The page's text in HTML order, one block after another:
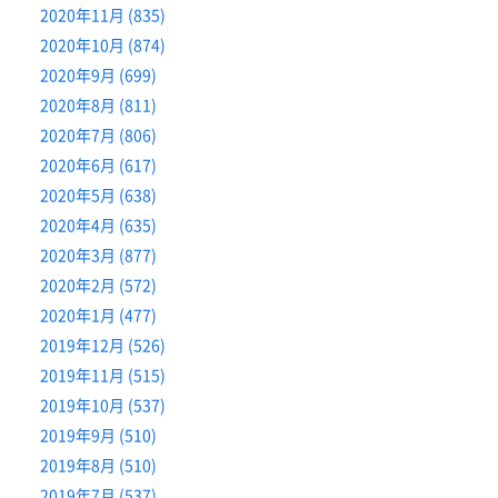
2020年11月 (835)
2020年10月 (874)
2020年9月 (699)
2020年8月 (811)
2020年7月 (806)
2020年6月 (617)
2020年5月 (638)
2020年4月 (635)
2020年3月 (877)
2020年2月 (572)
2020年1月 (477)
2019年12月 (526)
2019年11月 (515)
2019年10月 (537)
2019年9月 (510)
2019年8月 (510)